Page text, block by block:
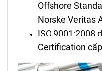
Offshore
Norske Veritas
ISO 9001:2008
Certification